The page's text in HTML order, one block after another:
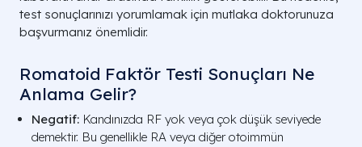
test sonuçlarınızı yorumlamak için mutlaka doktorunuza
başvurmanız önemlidir.
Romatoid Faktör Testi Sonuçları Ne
Anlama Gelir?
Negatif: Kandınızda RF yok veya çok düşük seviyede
demektir. Bu genellikle RA veya diğer otoimmün